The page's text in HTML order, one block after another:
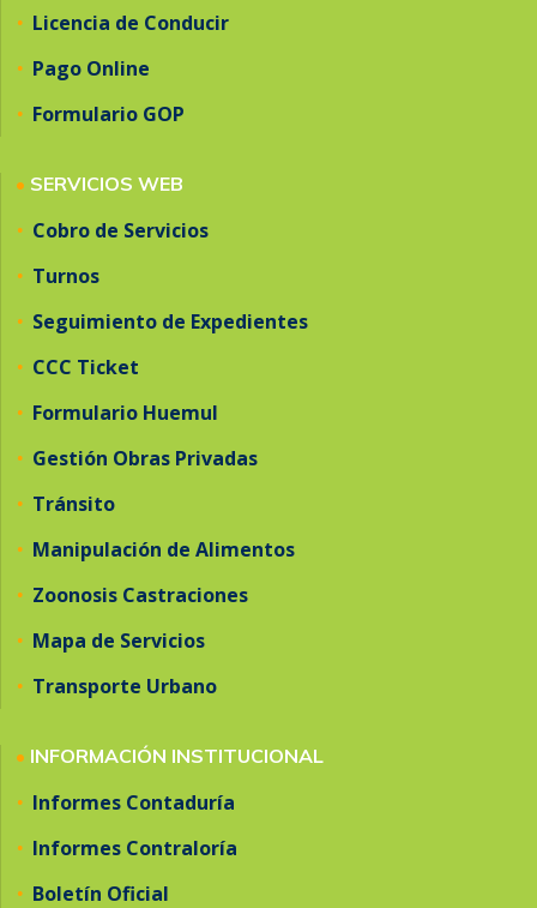
• Licencia de Conducir
• Pago Online
• Formulario GOP
• SERVICIOS WEB
• Cobro de Servicios
• Turnos
• Seguimiento de Expedientes
• CCC Ticket
• Formulario Huemul
• Gestión Obras Privadas
• Tránsito
• Manipulación de Alimentos
• Zoonosis Castraciones
• Mapa de Servicios
• Transporte Urbano
• INFORMACIÓN INSTITUCIONAL
• Informes Contaduría
• Informes Contraloría
• Boletín Oficial